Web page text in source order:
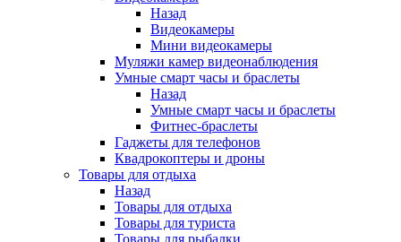
Назад
Видеокамеры
Мини видеокамеры
Муляжи камер видеонаблюдения
Умные смарт часы и браслеты
Назад
Умные смарт часы и браслеты
Фитнес-браслеты
Гаджеты для телефонов
Квадрокоптеры и дроны
Товары для отдыха
Назад
Товары для отдыха
Товары для туриста
Товары для рыбалки